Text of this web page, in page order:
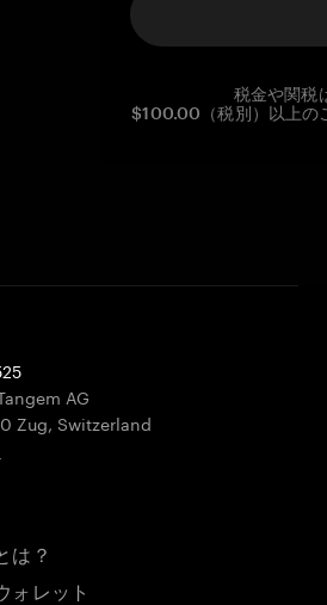
税金や関税
$100.00（税別）以上の
AG
Zug, Switzerland
は？
ォレット